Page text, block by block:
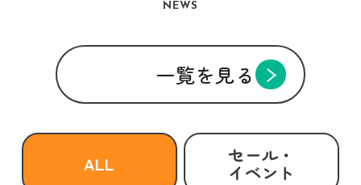
NEWS
一覧を見る
ALL セール・
イベント